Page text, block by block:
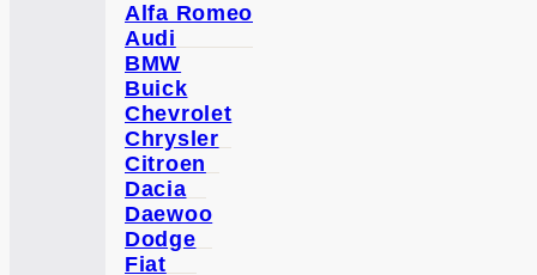
Alfa Romeo
Audi
BMW
Buick
Chevrolet
Chrysler
Citroen
Dacia
Daewoo
Dodge
Fiat